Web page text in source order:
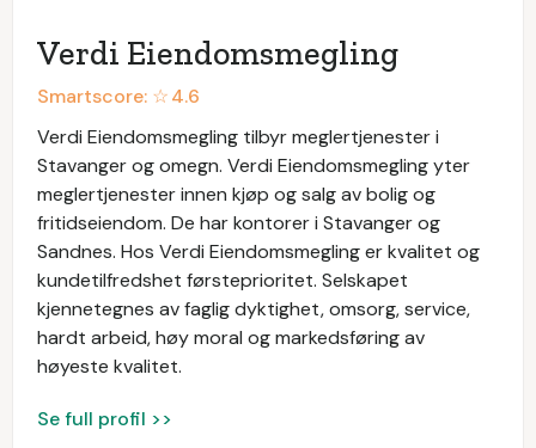
Verdi Eiendomsmegling
Smartscore: ☆4.6
Verdi Eiendomsmegling tilbyr meglertjenester i
Stavanger og omegn. Verdi Eiendomsmegling yter
meglertjenester innen kjøp og salg av bolig og
fritidseiendom. De har kontorer i Stavanger og
Sandnes. Hos Verdi Eiendomsmegling er kvalitet og
kundetilfredshet førsteprioritet. Selskapet
kjennetegnes av faglig dyktighet, omsorg, service,
hardt arbeid, høy moral og markedsføring av
høyeste kvalitet.
Se full profil >>